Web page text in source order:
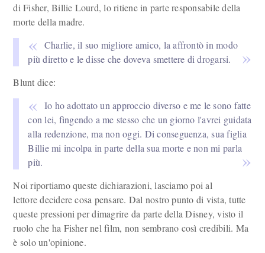
di Fisher, Billie Lourd, lo ritiene in parte responsabile della
morte della madre.
Charlie, il suo migliore amico, la affrontò in modo
più diretto e le disse che doveva smettere di drogarsi.
Blunt dice:
Io ho adottato un approccio diverso e me le sono fatte
con lei, fingendo a me stesso che un giorno l'avrei guidata
alla redenzione, ma non oggi. Di conseguenza, sua figlia
Billie mi incolpa in parte della sua morte e non mi parla
più.
Noi riportiamo queste dichiarazioni, lasciamo poi al
lettore decidere cosa pensare. Dal nostro punto di vista, tutte
queste pressioni per dimagrire da parte della Disney, visto il
ruolo che ha Fisher nel film, non sembrano così credibili. Ma
è solo un'opinione.